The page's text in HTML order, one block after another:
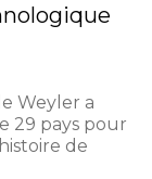
Weyler a
29 pays pour
de